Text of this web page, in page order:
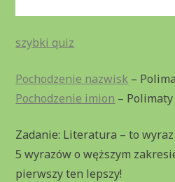
szybki quiz
Pochodzenie nazwisk –
Pochodzenie imion – Polimaty
Zadanie: Literatura – to
5 wyrazów o węższym
pierwszy ten lepszy!